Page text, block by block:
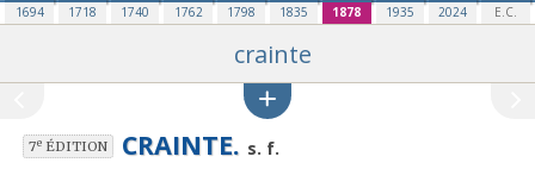
1694 1718 1740 1762 1798 1835 1878 1935 2024 E.C.
crainte
7eÉDITION CRAINTE. s. f.